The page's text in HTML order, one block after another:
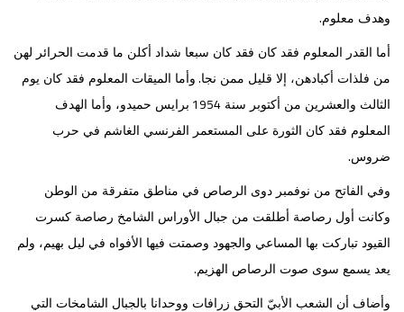
وهدف معلوم.
أما القدر المعلوم فقد كان فقد كان سبعا شداد أكلن ما قدمت الحرائر لهن
من فلذات أكبادهن، إلا قليل ممن نجا. وأما الميقات المعلوم فقد كان يوم
الثالث والعشرين من أكتوبر سنة 1954 برايس حميدو، وأما الهدف
المعلوم فقد كان الثورة على المستعمر الفرنسي الغاشم في حرب
ضروس.
وفي الفاتح من نوفمبر دوى الرصاص في مناطق متفرقة من الوطن
وكانت أول رصاصة أطلقت من جبال الأوراس الشامخ رصاصة كسرت
القيود تباركت بها المساعي والجهود وصمتت فيها الأفواه في ليل بهيم، ولم
يعد يسمع سوى صوت الرصاص الهزيم.
وأضاف أن الشعب الأبيّ التحق زرافات ووحدانا بالجبال الشامخات التي